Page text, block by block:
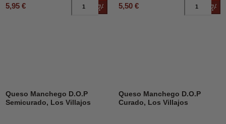
5,95 € Añadir al carrito
5,50 €
Queso Manchego D.O.P
Semicurado, Los Villajos
Queso Manchego D.O.P
Curado, Los Villajos